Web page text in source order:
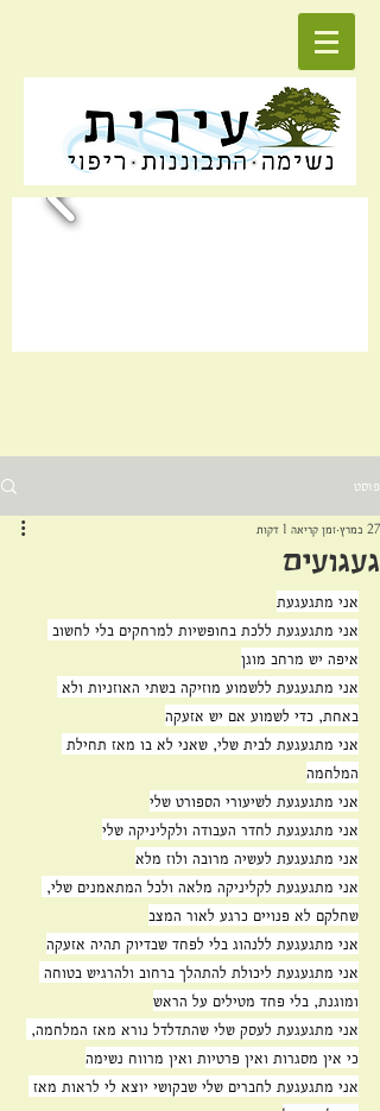
פוסט
געגועים
27 במרץ זמן קריאה 1 דקות
אני מתגעגעת
אני מתגעגעת ללכת בחופשיות למרחקים בלי לחשוב
איפה יש מרחב מוגן
אני מתגעגעת ללשמוע מוזיקה בשתי האוזניות ולא
באחת, כדי לשמוע אם יש אזעקה
אני מתגעגעת לבית שלי, שאני לא בו מאז תחילת
המלחמה
אני מתגעגעת לשיעורי הספורט שלי
אני מתגעגעת לחדר העבודה ולקליניקה שלי
אני מתגעגעת לעשיה מרובה ולוז מלא
אני מתגעגעת לקליניקה מלאה ולכל המתאמנים שלי,
שחלקם לא פנויים כרגע לאור המצב
אני מתגעגעת ללנהוג בלי לפחד שבדיוק תהיה אזעקה
אני מתגעגעת ליכולת להתהלך ברחוב ולהרגיש בטוחה
ומוגנת, בלי פחד מטילים על הראש
אני מתגעגעת לעסק שלי שהתדלדל נורא מאז המלחמה,
כי אין מסגרות ואין פרטיות ואין מרווח נשימה
אני מתגעגעת לחברים שלי שבקושי יוצא לי לראות מאז